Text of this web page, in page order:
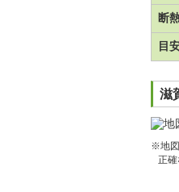
断
目
滋
※地図
正確